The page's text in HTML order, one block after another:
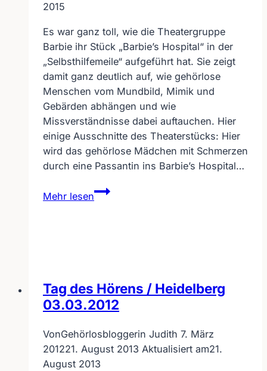
2015
Es war ganz toll, wie die Theatergruppe
Barbie ihr Stück „Barbie’s Hospital“ in der
„Selbsthilfemeile“ aufgeführt hat. Sie zeigt
damit ganz deutlich auf, wie gehörlose
Menschen vom Mundbild, Mimik und
Gebärden abhängen und wie
Missverständnisse dabei auftauchen. Hier
einige Ausschnitte des Theaterstücks: Hier
wird das gehörlose Mädchen mit Schmerzen
durch eine Passantin ins Barbie’s Hospital…
Mehr lesen
Gehörloses
Theaterstück
Pfalz-
Tag
in
Speyer
Tag des Hörens / Heidelberg
03.03.2012
VonGehörlosbloggerin Judith 7. März
201221. August 2013 Aktualisiert am21.
August 2013